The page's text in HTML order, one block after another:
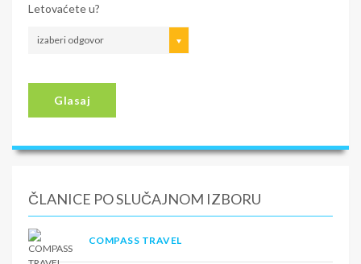
Letovaćete u?
izaberi odgovor
Glasaj
ČLANICE PO SLUČAJNOM IZBORU
COMPASS TRAVEL